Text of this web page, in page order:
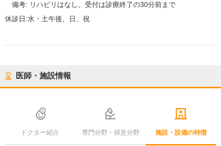
備考: リハビリはなし。受付は診療終了の30分前まで
休診日:水・土午後、日、祝
医師・施設情報
ドクター紹介 専門分野・得意分野 施設・設備の特徴